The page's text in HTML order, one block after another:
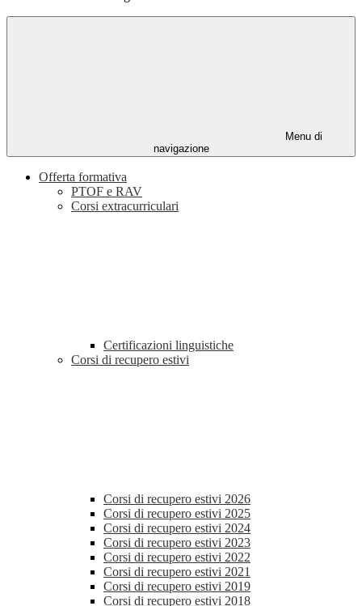
Menu di
navigazione
Offerta formativa
PTOF e RAV
Corsi extracurriculari
Certificazioni linguistiche
Corsi di recupero estivi
Corsi di recupero estivi 2026
Corsi di recupero estivi 2025
Corsi di recupero estivi 2024
Corsi di recupero estivi 2023
Corsi di recupero estivi 2022
Corsi di recupero estivi 2021
Corsi di recupero estivi 2019
Corsi di recupero estivi 2018